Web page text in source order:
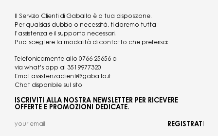
Il Servizio Clienti di Gaballo è a tua disposizione.
Per qualsiasi dubbio o necessità, ti daremo tutta
l’assistenza e il supporto necessari.
Puoi scegliere la modalità di contatto che preferisci:
Telefonicamente allo 0766 25656 o
via what's app al 3519977320
Email assistenzaclienti@gaballo.it
Chat disponibile sul sito
ISCRIVITI ALLA NOSTRA NEWSLETTER PER RICEVERE
OFFERTE E PROMOZIONI DEDICATE.
REGISTRATI